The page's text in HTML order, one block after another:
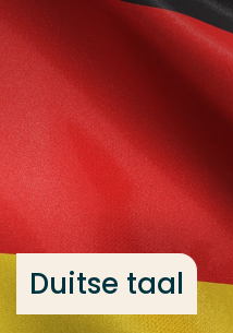
Ga direct naar de content
... > Onderwerp kiezen
Duitse taal
Veel gezocht
Opleiding
Contact